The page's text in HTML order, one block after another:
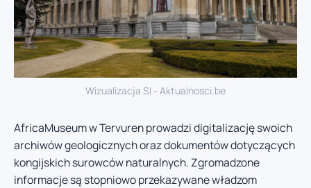
Wizualizacja SI - Aktualnosci.be
AfricaMuseum w Tervuren prowadzi digitalizację swoich
archiwów geologicznych oraz dokumentów dotyczących
kongijskich surowców naturalnych. Zgromadzone
informacje są stopniowo przekazywane władzom